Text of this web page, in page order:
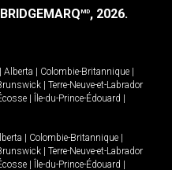
MD, 2026.
Alberta Colombie-Britannique
Terre-Neuve-et-Labrador
Île-du-Prince-Édouard
Colombie-Britannique
Terre-Neuve-et-Labrador
Île-du-Prince-Édouard